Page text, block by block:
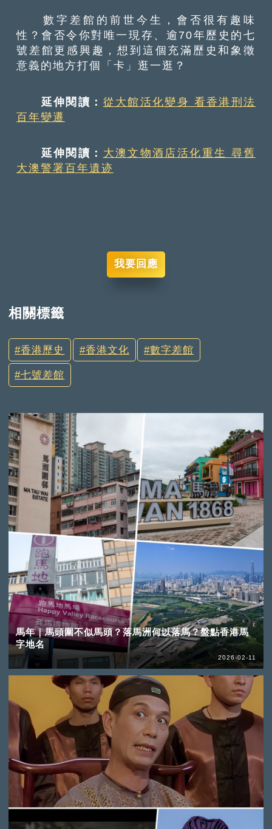
數字差館的前世今生，會否很有趣味
性？會否令你對唯一現存、逾70年歷史的七
號差館更感興趣，想到這個充滿歷史和象徵
意義的地方打個「卡」逛一逛？
延伸閱讀： 從大館活化變身 看香港刑法
百年變遷
延伸閱讀： 大澳文物酒店活化重生 尋舊
大澳警署百年遺迹
我要回應
相關標籤
香港歷史 香港文化 數字差館
七號差館
馬年｜馬頭圍不似馬頭？落馬洲何以落馬？盤點香港馬
字地名
2026-02-11